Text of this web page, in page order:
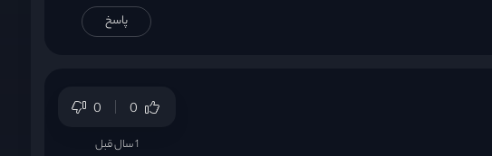
پاسخ
0 0
1 سال قبل